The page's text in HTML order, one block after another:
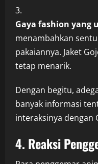
Gaya fashion yang
menambahkan
pakaiannya. Jaket
tetap menarik.
Dengan begitu,
banyak informasi
interaksinya dengan
4. Reaksi